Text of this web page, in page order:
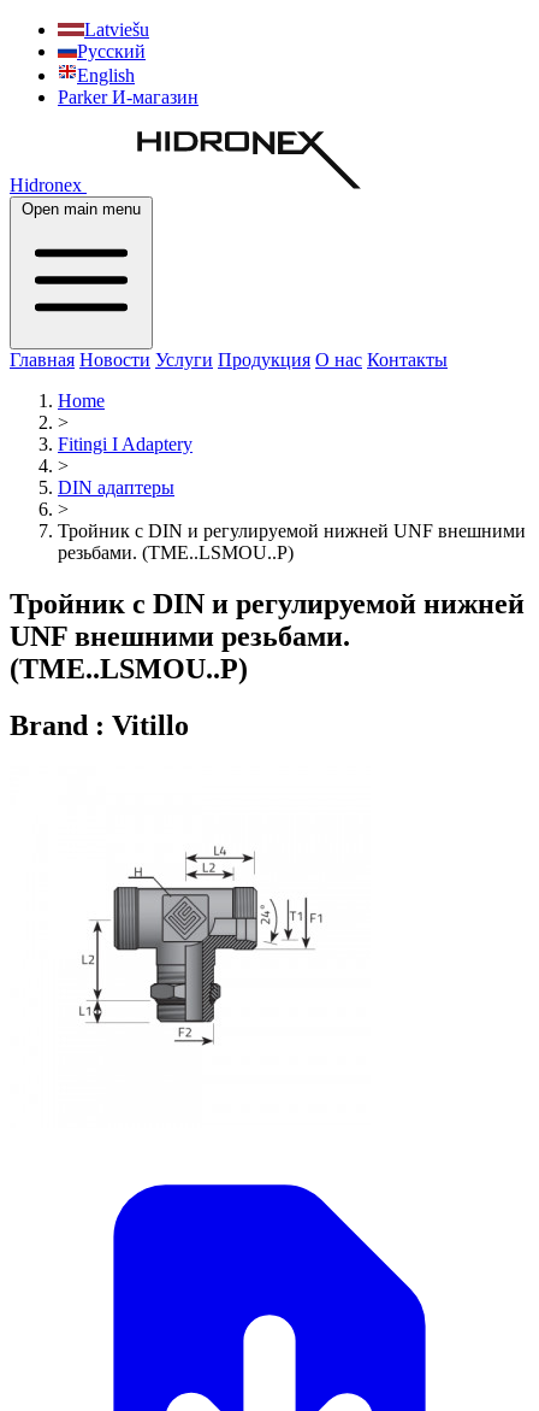
Latviešu
Русский
English
Parker И-магазин
Hidronex
Open main menu
Главная Новости Услуги Продукция О нас Контакты
Home
>
Fitingi I Adaptery
>
DIN адаптеры
>
Тройник с DIN и регулируемой нижней UNF внешними
резьбами. (TME..LSMOU..P)
Тройник с DIN и регулируемой нижней
UNF внешними резьбами.
(TME..LSMOU..P)
Brand : Vitillo